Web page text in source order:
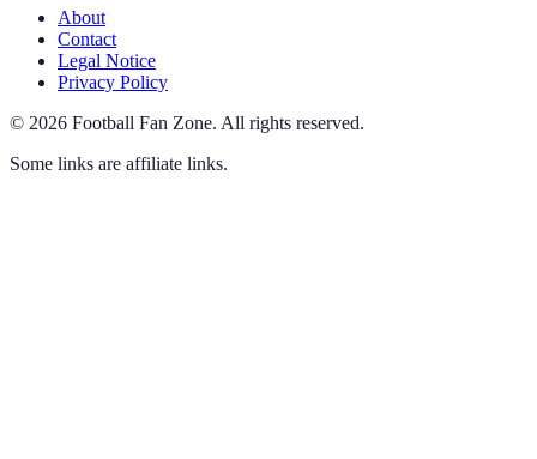
About
Contact
Legal Notice
Privacy Policy
© 2026 Football Fan Zone. All rights reserved.
Some links are affiliate links.